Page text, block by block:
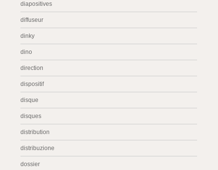
diapositives
diffuseur
dinky
dino
direction
dispositif
disque
disques
distribution
distribuzione
dossier